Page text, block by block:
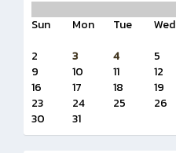
Sun
Mon Tue Wed
2
3 4 5
9
10 11 12
16
17 18 19
23
24 25 26
30
31